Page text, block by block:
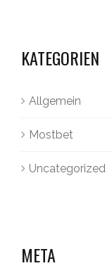
KATEGORIEN
Allgemein
Mostbet
Uncategorized
META